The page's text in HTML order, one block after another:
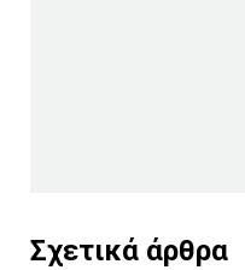
Σχετικά άρθρα